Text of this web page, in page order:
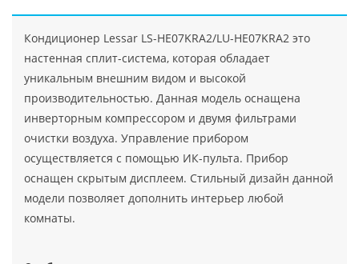
Кондиционер Lessar LS-HE07KRA2/LU-HE07KRA2 это
настенная сплит-система, которая обладает
уникальным внешним видом и высокой
производительностью. Данная модель оснащена
инверторным компрессором и двумя фильтрами
очистки воздуха. Управление прибором
осуществляется с помощью ИК-пульта. Прибор
оснащен скрытым дисплеем. Стильный дизайн данной
модели позволяет дополнить интерьер любой
комнаты.